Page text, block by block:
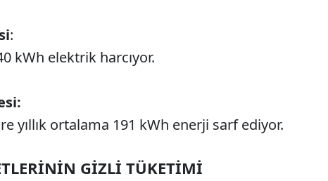
:
kWh elektrik harcıyor.
yıllık ortalama 191 kWh enerji sarf ediyor.
GİZLİ TÜKETİMİ